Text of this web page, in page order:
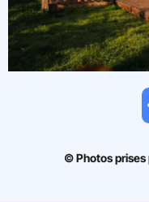
© Photos prises